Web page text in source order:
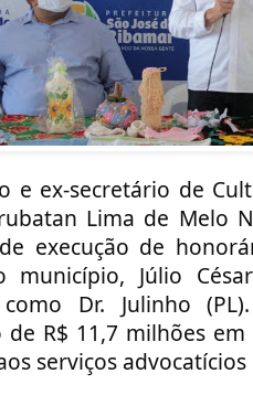
e ex-secretário de
Lima de Melo
execução de
município, Júlio
como Dr. Julinho
de R$ 11,7 milhões
serviços